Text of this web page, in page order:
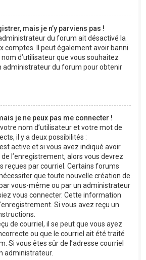
mais je n’y parviens pas !
administrateur du forum ait désactivé la
comptes. Il peut également avoir banni
d’utilisateur que vous souhaitez
administrateur du forum pour obtenir
je ne peux pas me connecter !
nom d’utilisateur et votre mot de
il y a deux possibilités :
active et si vous avez indiqué avoir
l’enregistrement, alors vous devrez
reçues par courriel. Certains forums
que toute nouvelle création de
vous-même ou par un administrateur
vous connecter. Cette information
Si vous avez reçu un
de courriel, il se peut que vous ayez
ou que le courriel ait été traité
Si vous êtes sûr de l’adresse courriel
administrateur.